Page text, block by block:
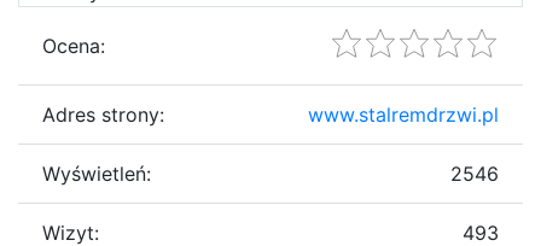
Ocena:
Adres strony: www.stalremdrzwi.pl
Wyświetleń: 2546
Wizyt: 493